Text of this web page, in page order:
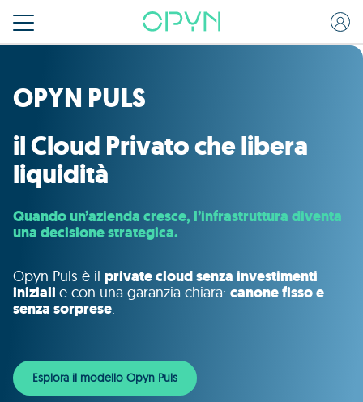
OPYN PULS
il Cloud Privato che libera
liquidità
Quando un’azienda cresce, l’infrastruttura diventa
una decisione strategica.
Opyn Puls è il private cloud senza investimenti
iniziali e con una garanzia chiara: canone fisso e
senza sorprese.
Esplora il modello Opyn Puls